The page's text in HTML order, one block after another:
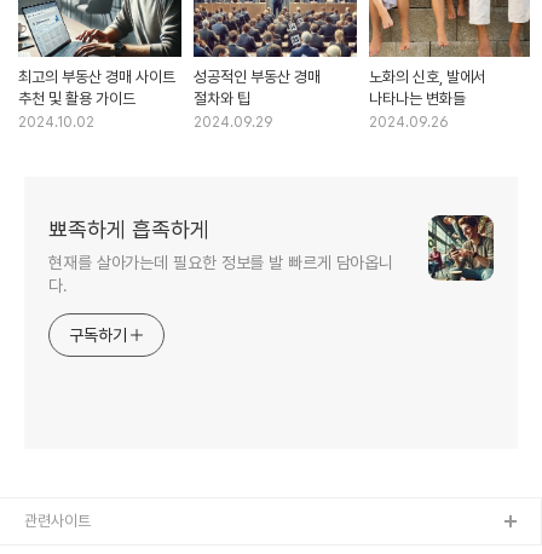
최고의 부동산 경매 사이트
추천 및 활용 가이드
2024.10.02
성공적인 부동산 경매
절차와 팁
2024.09.29
노화의 신호, 발에서
나타나는 변화들
2024.09.26
뾰족하게 흡족하게
현재를 살아가는데 필요한 정보를 발 빠르게 담아옵니
다.
구독하기
관련사이트